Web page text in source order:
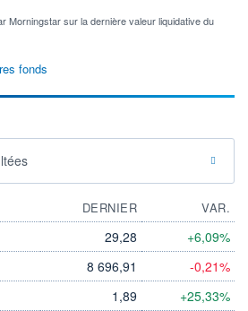
Morningstar sur la dernière valeur liquidative du
fonds
DERNIER
VAR.
29,28 +6,09%
8 696,91 -0,21%
1,89 +25,33%